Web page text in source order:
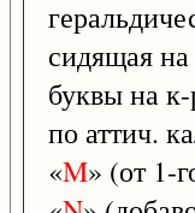
сидящая
буквы на
по аттич.
«M» (от 1-